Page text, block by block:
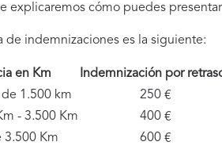
explicaremos cómo puedes
de indemnizaciones es la siguiente:
en Km Indemnización por
de 1.500 km
250 €
- 3.500 Km
400 €
3.500 Km
600 €